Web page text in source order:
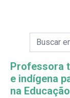
Campo
Professora
e indígena
na